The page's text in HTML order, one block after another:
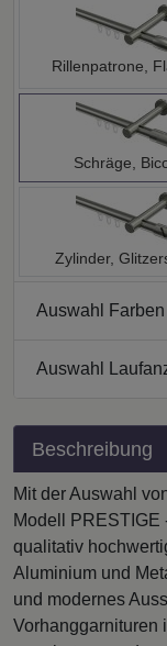
Rillenpatrone,
Schräge,
Zylinder,
Auswahl Farben
Auswahl
Beschreibung
Mit der Auswahl
Modell PRESTIGE
qualitativ
Aluminium und
und modernes
Vorhanggarnituren